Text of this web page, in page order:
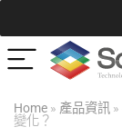
Home » 產品資訊 »
變化？